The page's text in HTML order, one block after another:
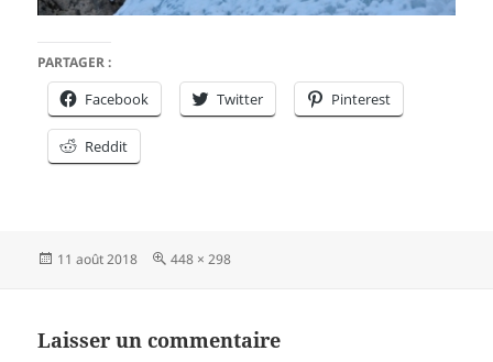
PARTAGER :
Facebook Twitter Pinterest
Reddit
Publié
11 août 2018
Taille
448 × 298
Laisser un commentaire